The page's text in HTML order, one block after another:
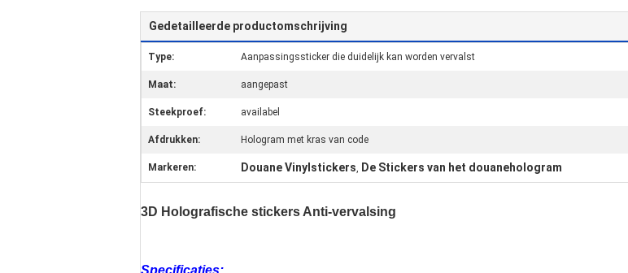
Gedetailleerde productomschrijving
Type: Aanpassingssticker die duidelijk kan worden vervalst
Maat: aangepast
Steekproef: availabel
Afdrukken: Hologram met kras van code
Markeren: Douane Vinylstickers, De Stickers van het douanehologram
3D Holografische stickers Anti-vervalsing
Specificaties: